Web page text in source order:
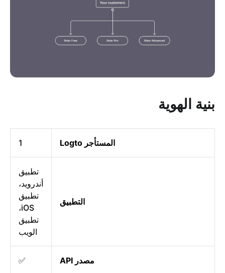
بنية الهوية
المستأجر Logto 1
التطبيق
تطبيق
أندرويد،
تطبيق
iOS،
تطبيق
الويب
مصدر API ✅